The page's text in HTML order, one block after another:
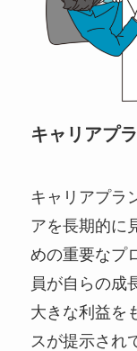
キャリアプ
キャリアプラ
アを長期的に
めの重要なプ
員が自らの成
大きな利益を
スが提示され